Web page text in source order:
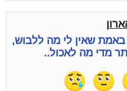
שאין לי מה ללבוש,
מדי מה לאכול..